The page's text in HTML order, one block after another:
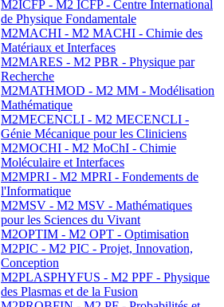
M2ICFP - M2 ICFP - Centre International
de Physique Fondamentale
M2MACHI - M2 MACHI - Chimie des
Matériaux et Interfaces
M2MARES - M2 PBR - Physique par
Recherche
M2MATHMOD - M2 MM - Modélisation
Mathématique
M2MECENCLI - M2 MECENCLI -
Génie Mécanique pour les Cliniciens
M2MOCHI - M2 MoChI - Chimie
Moléculaire et Interfaces
M2MPRI - M2 MPRI - Fondements de
l'Informatique
M2MSV - M2 MSV - Mathématiques
pour les Sciences du Vivant
M2OPTIM - M2 OPT - Optimisation
M2PIC - M2 PIC - Projet, Innovation,
Conception
M2PLASPHYFUS - M2 PPF - Physique
des Plasmas et de la Fusion